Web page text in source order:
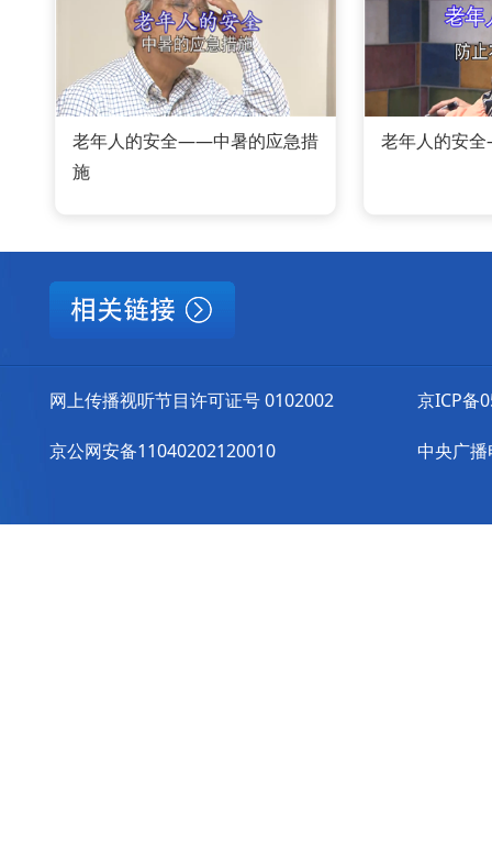
老年人的安全——中暑的应急措
施
老年人的安
网上传播视听节目许可证号 0102002
京公网安备11040202120010
京ICP备
中央广